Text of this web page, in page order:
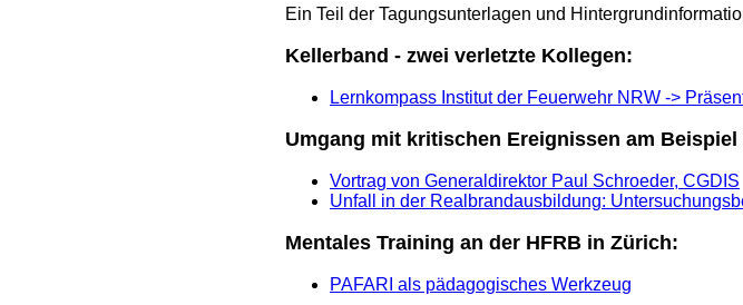
Ein Teil der Tagungsunterlagen und
Kellerband - zwei verletzte Kollegen:
Lernkompass Institut der Feuerwehr NRW ->
Umgang mit kritischen Ereignissen am Beispiel
Vortrag von Generaldirektor Paul Schroeder, CGDIS
Unfall in der Realbrandausbildung:
Mentales Training an der HFRB in Zürich:
PAFARI als pädagogisches Werkzeug